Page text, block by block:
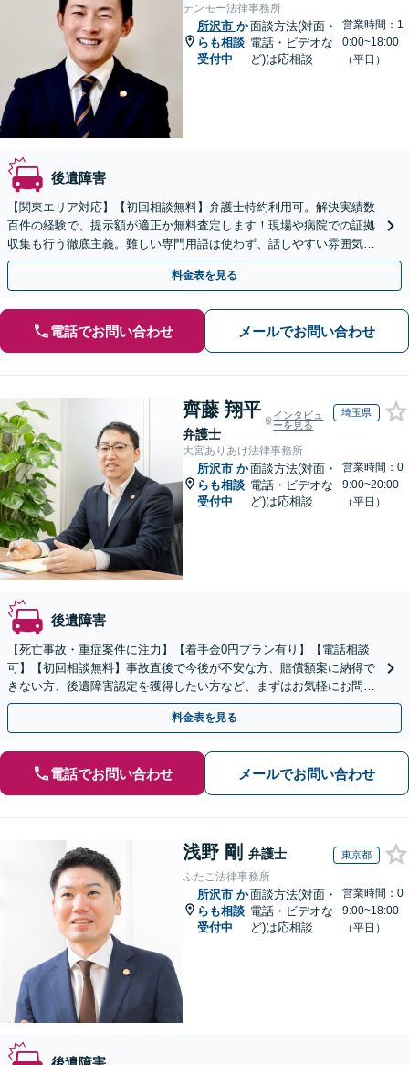
テンモー法律事務所
所沢市 か
らも相談
受付中
面談方法(対面・
電話・ビデオな
ど)は応相談
営業時間：1
0:00~18:00
（平日）
後遺障害
【関東エリア対応】【初回相談無料】弁護士特約利用可。解決実績数
百件の経験で、提示額が適正か無料査定します！現場や病院での証拠
収集も行う徹底主義。難しい専門用語は使わず、話しやすい雰囲気で
親身にサポート。オンラインは全国どこからでも相談OK。
料金表を見る
電話でお問い合わせ メールでお問い合わせ
齊藤 翔平
弁護士
インタビュ
ーを見る
埼玉県
大宮ありあけ法律事務所
所沢市 か
らも相談
受付中
面談方法(対面・
電話・ビデオな
ど)は応相談
営業時間：0
9:00~20:00
（平日）
後遺障害
【死亡事故・重症案件に注力】【着手金0円プラン有り】【電話相談
可】【初回相談無料】事故直後で今後が不安な方、賠償額案に納得で
きない方、後遺障害認定を獲得したい方など、まずはお気軽にお問い
合わせください。
料金表を見る
電話でお問い合わせ メールでお問い合わせ
浅野 剛 弁護士 東京都
ふたこ法律事務所
所沢市 か
らも相談
受付中
面談方法(対面・
電話・ビデオな
ど)は応相談
営業時間：0
9:00~18:00
（平日）